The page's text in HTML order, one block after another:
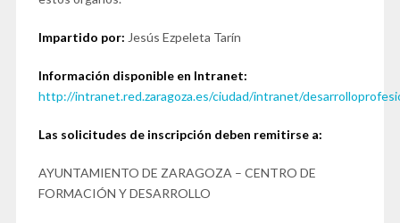
Impartido por: Jesús Ezpeleta Tarín
Información disponible en Intranet:
http://intranet.red.zaragoza.es/ciudad/intranet/
Las solicitudes de inscripción deben remitirse a:
AYUNTAMIENTO DE ZARAGOZA – CENTRO DE
FORMACIÓN Y DESARROLLO